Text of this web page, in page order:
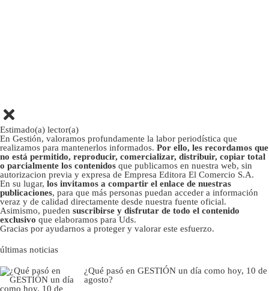
Estimado(a) lector(a)
En Gestión, valoramos profundamente la labor periodística que
realizamos para mantenerlos informados. Por ello, les recordamos que
no está permitido, reproducir, comercializar, distribuir, copiar total
o parcialmente los contenidos que publicamos en nuestra web, sin
autorizacion previa y expresa de Empresa Editora El Comercio S.A.
En su lugar, los invitamos a compartir el enlace de nuestras
publicaciones, para que más personas puedan acceder a información
veraz y de calidad directamente desde nuestra fuente oficial.
Asimismo, pueden suscribirse y disfrutar de todo el contenido
exclusivo que elaboramos para Uds.
Gracias por ayudarnos a proteger y valorar este esfuerzo.
últimas noticias
¿Qué pasó en GESTIÓN un día como hoy, 10 de
agosto?